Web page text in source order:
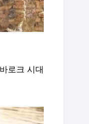
로크 시대